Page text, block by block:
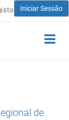
Iniciar Sessão
de